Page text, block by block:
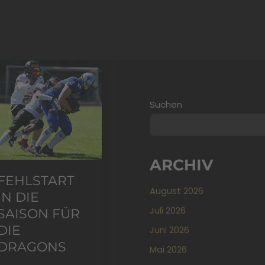
DIE
FÜR
Fehlstart
Saison
für
Suchen
ARCHIV
August 2026
Juli 2026
Juni 2026
Mai 2026